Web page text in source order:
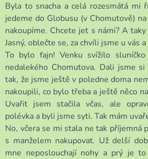
Byla to snacha a celá rozesmátá mi
jedeme do Globusu (v Chomutově)
nakoupíme. Chcete jet s námi? A
Jasný, oblečte se, za chvíli jsme u vás
To bylo fajn! Venku svížilo
nedalekého Chomutova. Dali jsme
tak, že jsme ještě v poledne doma
nakoupili, co bylo třeba a ještě něco
Uvařit jsem stačila včas, ale
polévka a byli jsme syti. Tak mám
No, včera se mi stala ne tak příjemná
s manželem nakupovat. Už delší
mne neposlouchají nohy a prý je